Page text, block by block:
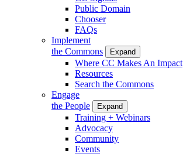
Public Domain
Chooser
FAQs
Implement
the Commons
Expand
Where CC Makes An Impact
Resources
Search the Commons
Engage
the People
Expand
Training + Webinars
Advocacy
Community
Events